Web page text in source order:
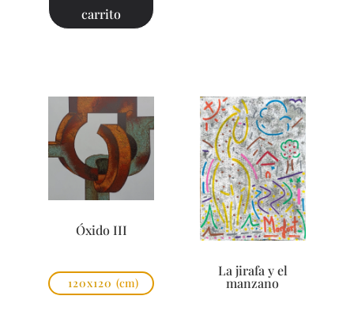
carrito
Óxido III
120x120 (cm)
La jirafa y el
manzano